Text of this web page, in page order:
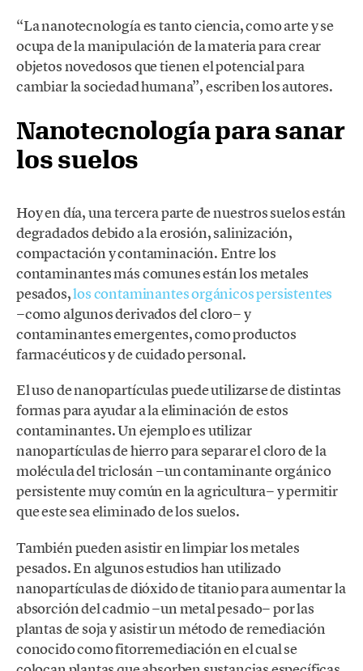
“La nanotecnología es tanto ciencia, como arte y se
ocupa de la manipulación de la materia para crear
objetos novedosos que tienen el potencial para
cambiar la sociedad humana”, escriben los autores.
Nanotecnología para sanar
los suelos
Hoy en día, una tercera parte de nuestros suelos están
degradados debido a la erosión, salinización,
compactación y contaminación. Entre los
contaminantes más comunes están los metales
pesados,los contaminantes orgánicos persistentes
−como algunos derivados del cloro− y
contaminantes emergentes, como productos
farmacéuticos y de cuidado personal.
El uso de nanopartículas puede utilizarse de distintas
formas para ayudar a la eliminación de estos
contaminantes. Un ejemplo es utilizar
nanopartículas de hierro para separar el cloro de la
molécula del triclosán −un contaminante orgánico
persistente muy común en la agricultura− y permitir
que este sea eliminado de los suelos.
También pueden asistir en limpiar los metales
pesados. En algunos estudios han utilizado
nanopartículas de dióxido de titanio para aumentar la
absorción del cadmio −un metal pesado− por las
plantas de soja y asistir un método de remediación
conocido como fitorremediación en el cual se